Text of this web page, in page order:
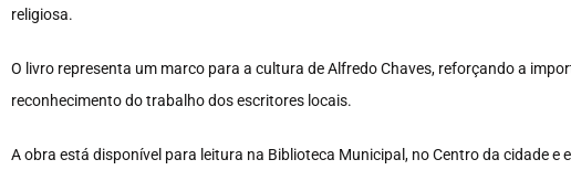
religiosa.
O livro representa um marco para a cultura de Alfredo Chaves, reforçando a
reconhecimento do trabalho dos escritores locais.
A obra está disponível para leitura na Biblioteca Municipal, no Centro da cidade